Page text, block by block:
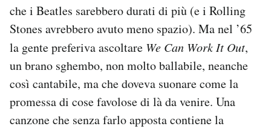
che i Beatles sarebbero durati di più (e i Rolling
Stones avrebbero avuto meno spazio). Ma nel ’65
la gente preferiva ascoltare We Can Work It Out,
un brano sghembo, non molto ballabile, neanche
così cantabile, ma che doveva suonare come la
promessa di cose favolose di là da venire. Una
canzone che senza farlo apposta contiene la